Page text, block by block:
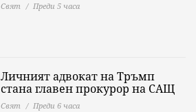
Свят Преди 5 часа
Личният адвокат на Тръмп
стана главен прокурор на САЩ
Свят Преди 6 часа